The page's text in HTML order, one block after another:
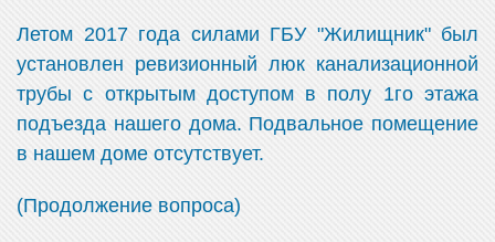
Летом 2017 года силами ГБУ "Жилищник" был
установлен ревизионный люк канализационной
трубы с открытым доступом в полу 1го этажа
подъезда нашего дома. Подвальное помещение
в нашем доме отсутствует.
(Продолжение вопроса)